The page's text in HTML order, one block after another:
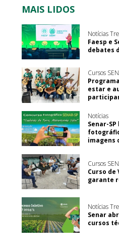
MAIS LIDOS
Notícias
Faesp e
debates
Cursos
estar e
Notícias
Senar-
imagens
Cursos
Curso
garante
Notícias
Senar
cursos